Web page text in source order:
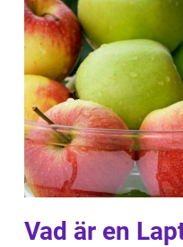
Vad är en